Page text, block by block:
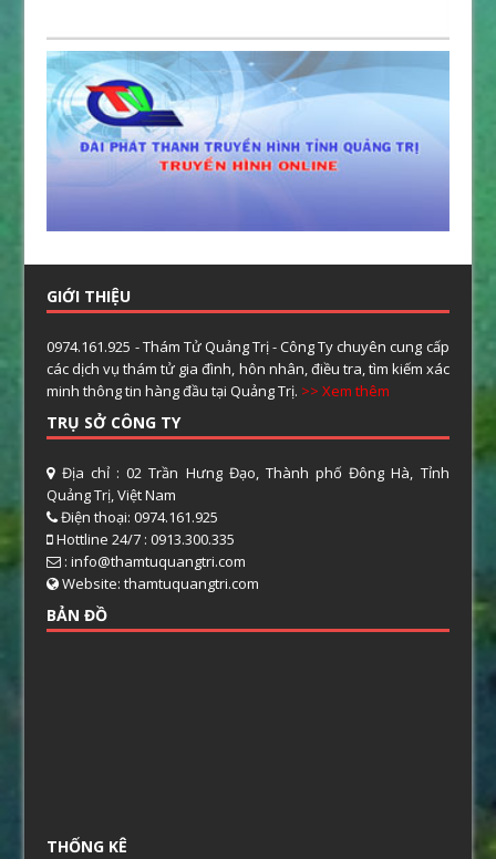
GIỚI THIỆU
0974.161.925 - Thám Tử Quảng Trị - Công Ty chuyên cung cấp
các dịch vụ thám tử gia đình, hôn nhân, điều tra, tìm kiếm xác
minh thông tin hàng đầu tại Quảng Trị. >> Xem thêm
TRỤ SỞ CÔNG TY
Địa chỉ : 02 Trần Hưng Đạo, Thành phố Đông Hà, Tỉnh
Quảng Trị, Việt Nam
Điện thoại: 0974.161.925
Hottline 24/7 : 0913.300.335
: info@thamtuquangtri.com
Website: thamtuquangtri.com
BẢN ĐỒ
THỐNG KÊ